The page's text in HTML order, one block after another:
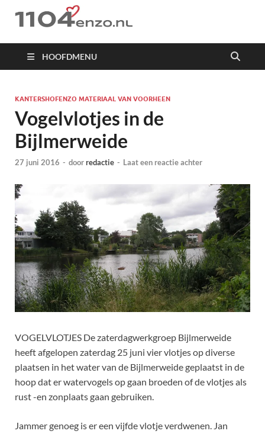
1104 en zo
HOOFDMENU
KANTERSHOFENZO MATERIAAL VAN VOORHEEN
Vogelvlotjes in de
Bijlmerweide
27 juni 2016 - doorredactie - Laat een reactie achter
VOGELVLOTJES De zaterdagwerkgroep Bijlmerweide
heeft afgelopen zaterdag 25 juni vier vlotjes op diverse
plaatsen in het water van de Bijlmerweide geplaatst in de
hoop dat er watervogels op gaan broeden of de vlotjes als
rust -en zonplaats gaan gebruiken.
Jammer genoeg is er een vijfde vlotje verdwenen. Jan